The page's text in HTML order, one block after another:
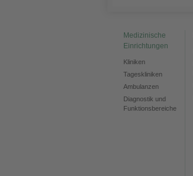
Medizinische
Einrichtungen
Kliniken
Tageskliniken
Ambulanzen
Diagnostik und
Funktionsbereiche